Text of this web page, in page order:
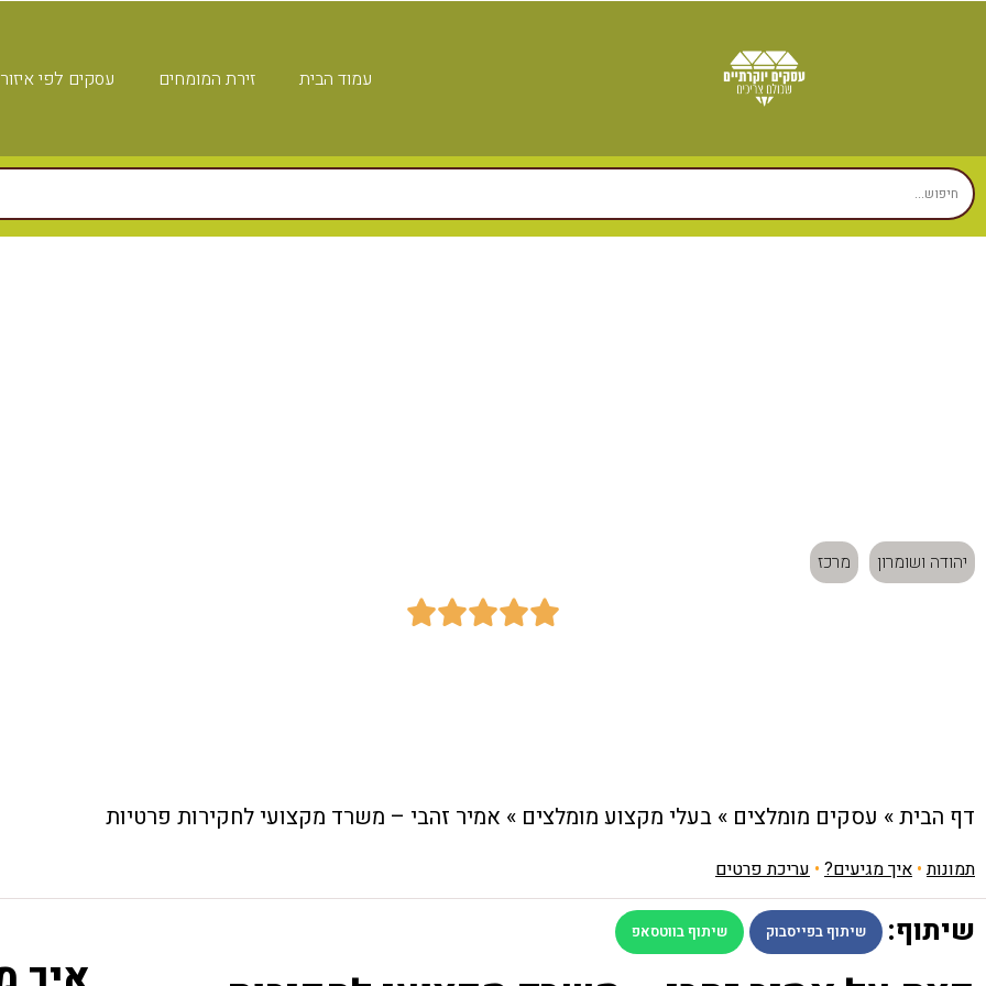
עמוד הבית זירת המומחים עסקים לפי
יהודה ושומרון מרכז





דף הבית» עסקים מומלצים » בעלי מקצוע מומלצים » אמיר זהבי – משרד מקצועי לחקירות פרטיות
תמונות• איך מגיעים? • עריכת פרטים
שיתוף: שיתוף בפייסבוק שיתוף בווטסאפ